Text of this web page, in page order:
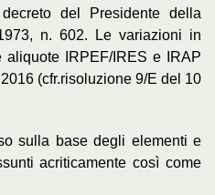
del Presidente della
n. 602. Le variazioni in
aliquote IRPEF/IRES e IRAP
(cfr.risoluzione 9/E del 10
sulla base degli elementi e
acriticamente così come